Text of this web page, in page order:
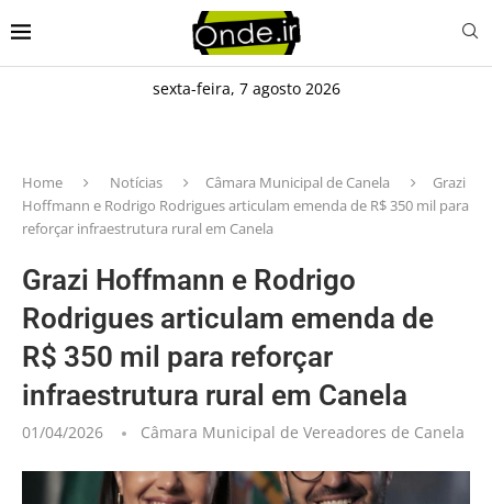
sexta-feira, 7 agosto 2026
Home Notícias Câmara Municipal de Canela
Grazi
Hoffmann e Rodrigo Rodrigues articulam emenda de R$ 350 mil para
reforçar infraestrutura rural em Canela
Grazi Hoffmann e Rodrigo
Rodrigues articulam emenda de
R$ 350 mil para reforçar
infraestrutura rural em Canela
01/04/2026 Câmara Municipal de Vereadores de Canela